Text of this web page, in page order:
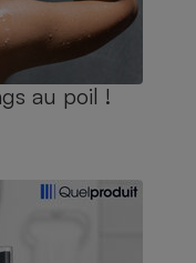
au poil !